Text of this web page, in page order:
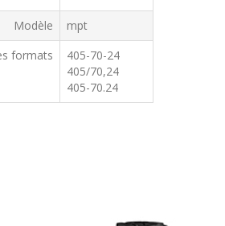
Modèle
mpt
formats
405-70-24
405/70,24
405-70.24